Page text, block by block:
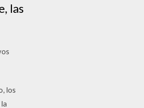
las
los